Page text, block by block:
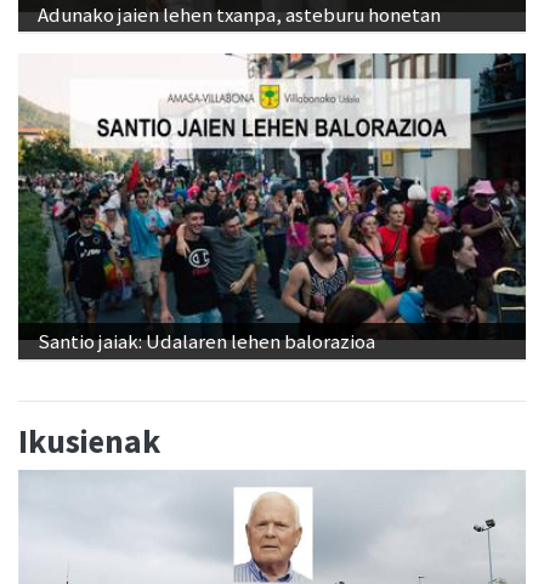
Adunako jaien lehen txanpa, asteburu honetan
Santio jaiak: Udalaren lehen balorazioa
Ikusienak